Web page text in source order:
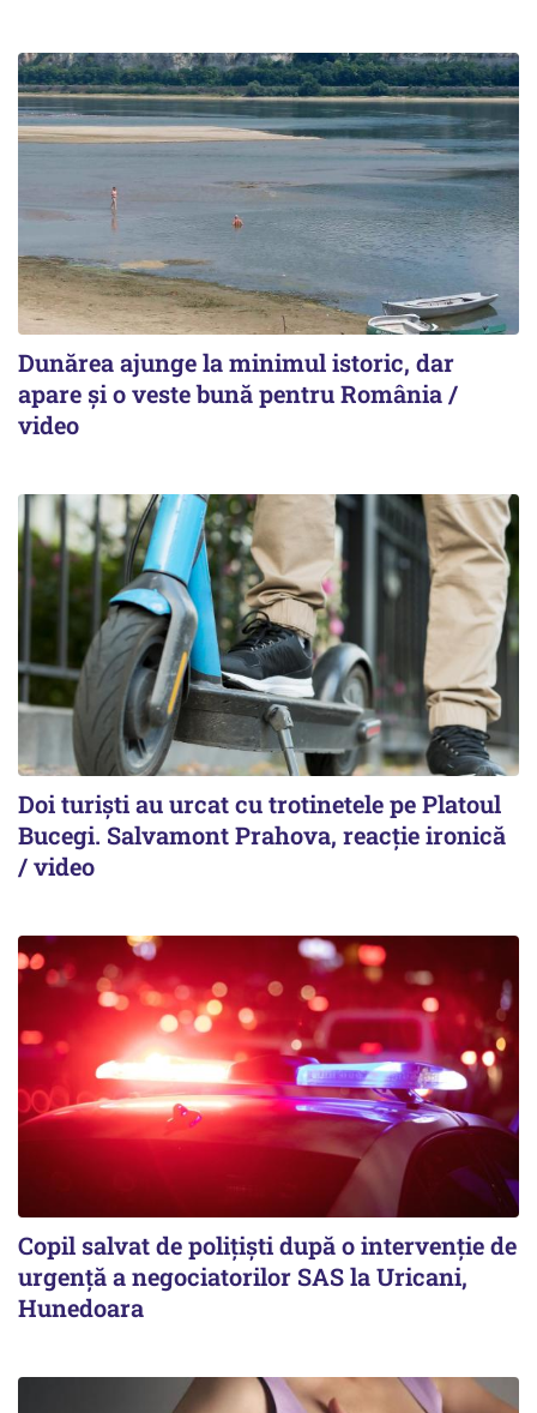
Dunărea ajunge la minimul istoric, dar
apare și o veste bună pentru România /
video
Doi turiști au urcat cu trotinetele pe Platoul
Bucegi. Salvamont Prahova, reacție ironică
/ video
Copil salvat de polițiști după o intervenție de
urgență a negociatorilor SAS la Uricani,
Hunedoara